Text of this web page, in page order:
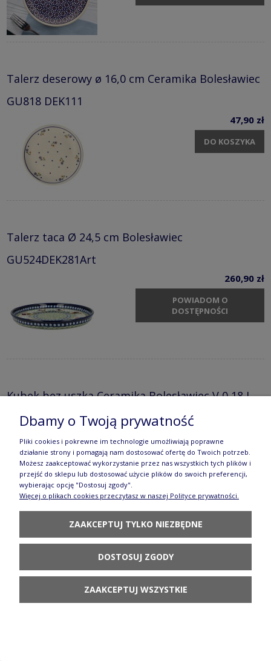
Talerz deserowy ø 16,0 cm Ceramika Bolesławiec
GU818 DEK111
47,90 zł
DO KOSZYKA
Talerz taca Ø 24,5 cm Bolesławiec
GU524DEK281Art
260,90 zł
POWIADOM O
DOSTĘPNOŚCI
Kubek bez uszka Ceramika Bolesławiec V 0,18 L
GU936DEK1208
DO KOSZYKA
Talerzyk ø 11,6 cm GU1358DEK1208 Ceramika
Bolesławiec
Dbamy o Twoją prywatność
Pliki cookies i pokrewne im technologie umożliwiają poprawne
działanie strony i pomagają nam dostosować ofertę do Twoich potrzeb.
Możesz zaakceptować wykorzystanie przez nas wszystkich tych plików i
przejść do sklepu lub dostosować użycie plików do swoich preferencji,
wybierając opcję "Dostosuj zgody".
Więcej o plikach cookies przeczytasz w naszej Polityce prywatności.
ZAAKCEPTUJ TYLKO NIEZBĘDNE
DOSTOSUJ ZGODY
ZAAKCEPTUJ WSZYSTKIE